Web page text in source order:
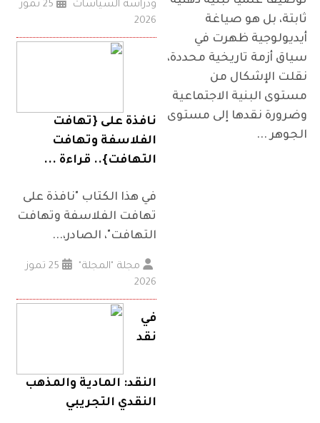
ثابتة، بل هو صياغة
أيديولوجية ظهرت في
سياق أزمة تاريخية محددة،
نقلت الإشكال من
مستوى البنية الاجتماعية
وضرورة نقدها إلى مستوى
الجوهر ...
ودراسة السياسات
25 تموز
2026
نافذة على {تهافت
الفلاسفة وتهافت
التهافت}.. قراءة ...
في هذا الكتاب "نافذة على
تهافت الفلاسفة وتهافت
التهافت"، الصادر،...
مجلة "المجلة"
25 تموز
2026
في
نقد
النقد: المادية والمذهب
النقدي التجريبي